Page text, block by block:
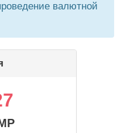
валютной